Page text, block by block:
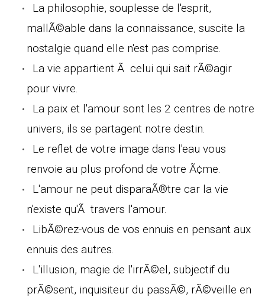
La philosophie, souplesse de l'esprit,
mallÃ©able dans la connaissance, suscite la
nostalgie quand elle n'est pas comprise.
La vie appartient Ã celui qui sait rÃ©agir
pour vivre.
La paix et l'amour sont les 2 centres de notre
univers, ils se partagent notre destin.
Le reflet de votre image dans l'eau vous
renvoie au plus profond de votre Ã¢me.
L'amour ne peut disparaÃ®tre car la vie
n'existe qu'Ã travers l'amour.
LibÃ©rez-vous de vos ennuis en pensant aux
ennuis des autres.
L'illusion, magie de l'irrÃ©el, subjectif du
prÃ©sent, inquisiteur du passÃ©, rÃ©veille en